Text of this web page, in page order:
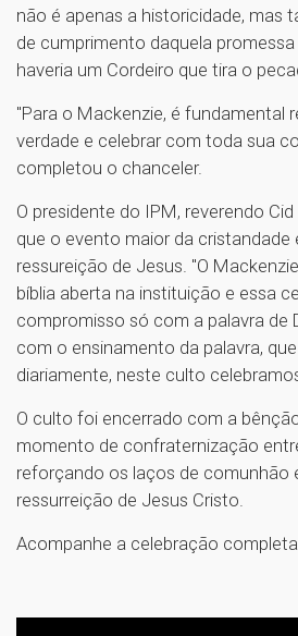
não é apenas a historicidade, mas
de cumprimento daquela promessa
haveria um Cordeiro que tira o
"Para o Mackenzie, é fundamental
verdade e celebrar com toda sua
completou o chanceler.
O presidente do IPM, reverendo
que o evento maior da cristandade
ressureição de Jesus. "O
bíblia aberta na instituição e essa
compromisso só com a palavra de
com o ensinamento da palavra,
diariamente, neste culto celebramos
O culto foi encerrado com a
momento de confraternização
reforçando os laços de comunhão
ressurreição de Jesus Cristo.
Acompanhe a celebração